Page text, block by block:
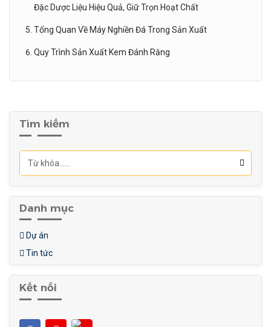
Đặc Dược Liệu Hiệu Quả, Giữ Trọn Hoạt Chất
Tổng Quan Về Máy Nghiền Đá Trong Sản Xuất
Quy Trình Sản Xuất Kem Đánh Răng
Tìm kiếm
Danh mục
Dự án
Tin tức
Kết nối